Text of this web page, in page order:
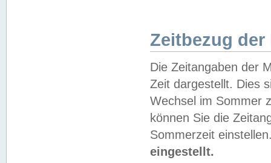
Zeitbezug der
Die Zeitangaben der
Zeit dargestellt. Dies
Wechsel im Sommer
können Sie die
Sommerzeit
eingestellt.